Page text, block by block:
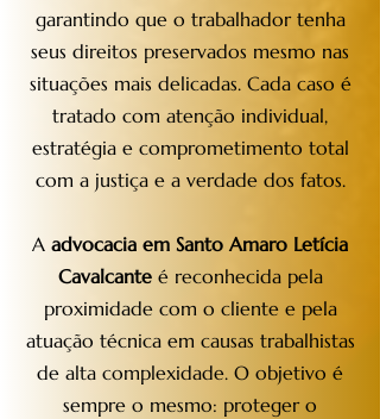
garantindo que o trabalhador tenha
seus direitos preservados mesmo nas
situações mais delicadas. Cada caso é
tratado com atenção individual,
estratégia e comprometimento total
com a justiça e a verdade dos fatos.
A advocacia em Santo Amaro Letícia
Cavalcanteé reconhecida pela
proximidade com o cliente e pela
atuação técnica em causas trabalhistas
de alta complexidade. O objetivo é
sempre o mesmo: proteger o